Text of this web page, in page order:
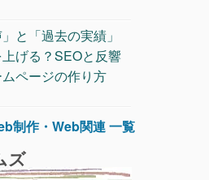
と「過去の実績」
げる？SEOと反響
ページの作り方
制作・Web関連 一覧
ズ